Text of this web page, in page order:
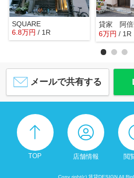
SQUARE
6.8万円 / 1R
貸家 阿倍
6万円 / 1R
メールで共有する
TOP 店舗情報 閲
Copy right(c) 賃貸DESIGN All